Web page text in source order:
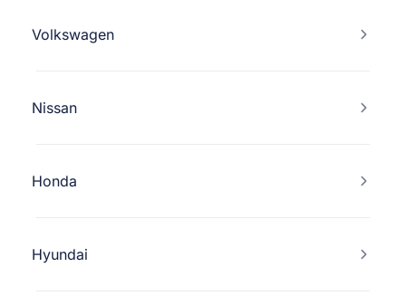
Volkswagen
Nissan
Honda
Hyundai